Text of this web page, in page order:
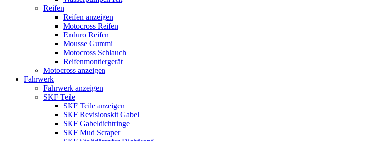
Reifen
Reifen anzeigen
Motocross Reifen
Enduro Reifen
Mousse Gummi
Motocross Schlauch
Reifenmontiergerät
Motocross anzeigen
Fahrwerk
Fahrwerk anzeigen
SKF Teile
SKF Teile anzeigen
SKF Revisionskit Gabel
SKF Gabeldichtringe
SKF Mud Scraper